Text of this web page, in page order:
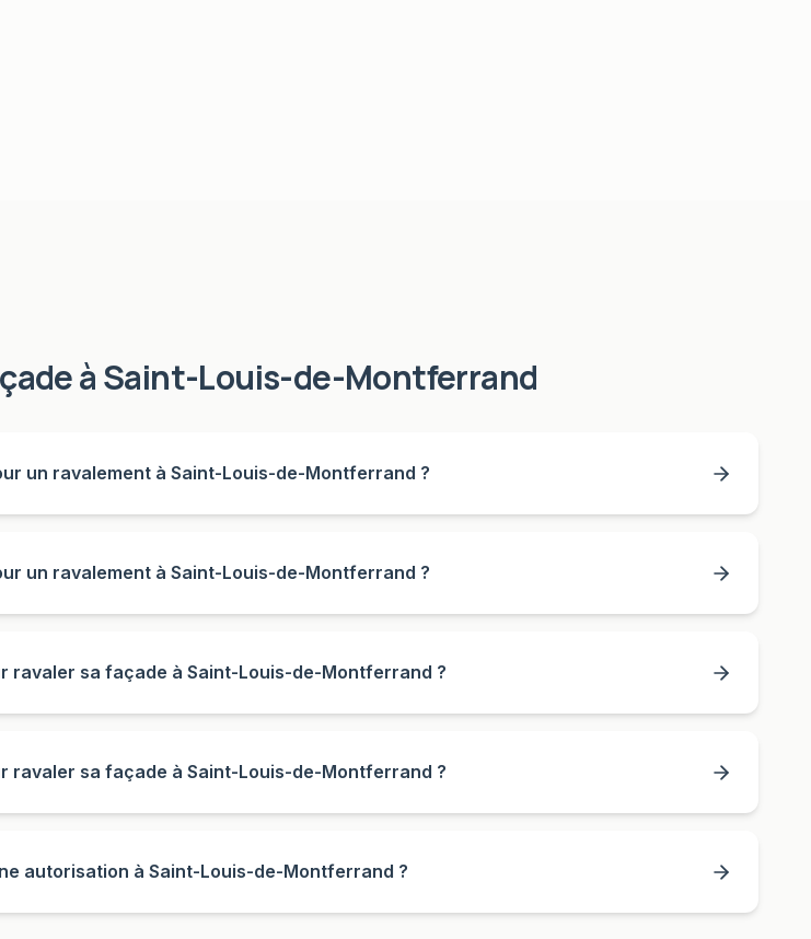
àSaint-Louis-de-Montferrand
un ravalement à Saint-Louis-de-Montferrand ?
un ravalement à Saint-Louis-de-Montferrand ?
ravaler sa façade à Saint-Louis-de-Montferrand ?
ravaler sa façade à Saint-Louis-de-Montferrand ?
autorisation à Saint-Louis-de-Montferrand ?